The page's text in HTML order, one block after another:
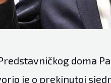
doma
je o prekinutoj